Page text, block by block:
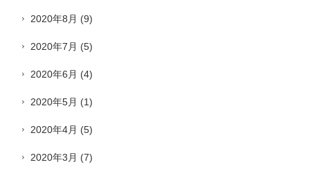
2020年8月 (9)
2020年7月 (5)
2020年6月 (4)
2020年5月 (1)
2020年4月 (5)
2020年3月 (7)